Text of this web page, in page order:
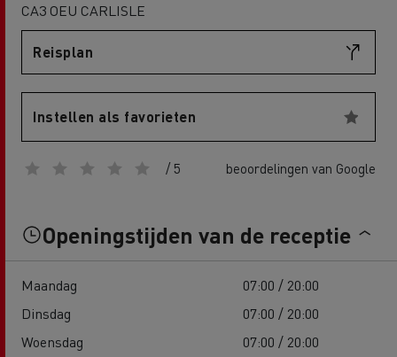
CA3 OEU CARLISLE
Reisplan
Instellen als favorieten
/ 5 beoordelingen van Google
Openingstijden van de receptie
Maandag
07:00 / 20:00
Dinsdag
07:00 / 20:00
Woensdag
07:00 / 20:00